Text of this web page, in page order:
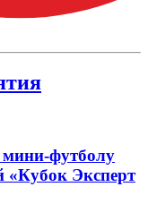
футболу
«Кубок Эксперт